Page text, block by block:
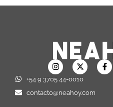
+54 9 3705 44-0010
contacto@neahoy.com